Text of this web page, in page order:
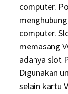
computer.
computer.
memasang
adanya slot
Digunakan
selain kartu